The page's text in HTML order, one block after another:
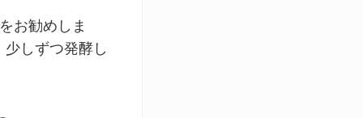
お勧めしま
しずつ発酵し